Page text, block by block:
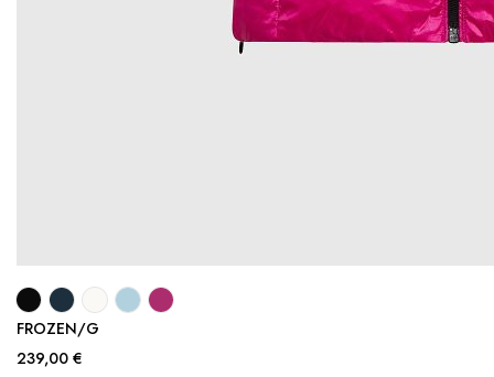
FROZEN/G
239,00 €